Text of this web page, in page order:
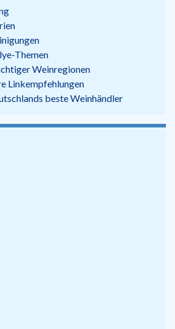
Themen
Weinregionen
Linkempfehlungen
beste Weinhändler